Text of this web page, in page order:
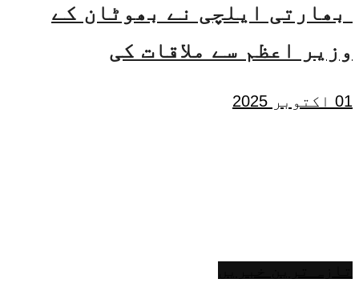
بھارتی ایلچی نے بھوٹان کے
وزیر اعظم سے ملاقات کی
01 اکتوبر 2025